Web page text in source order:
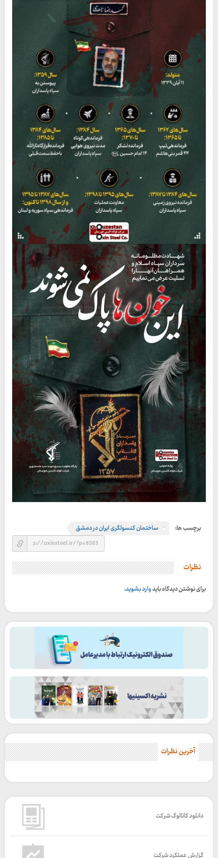
برچسب ها: ساختمان کنسولگری ایران در دمشق
نظرات
برای نوشتن دیدگاه بایدوارد بشوید.
آخرین نظرات
دانلود کاتالوگ شرکت
گزارش عملکرد شرکت